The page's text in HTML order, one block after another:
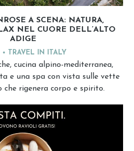
A SCENA: NATURA,
NEL CUORE DELL’ALTO
ADIGE
TRAVEL IN ITALY
cucina alpino-mediterranea,
e una spa con vista sulle vette
che rigenera corpo e spirito.